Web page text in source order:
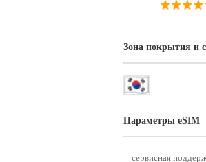
Зона покрытия и
Параметры eSIM
сервисная